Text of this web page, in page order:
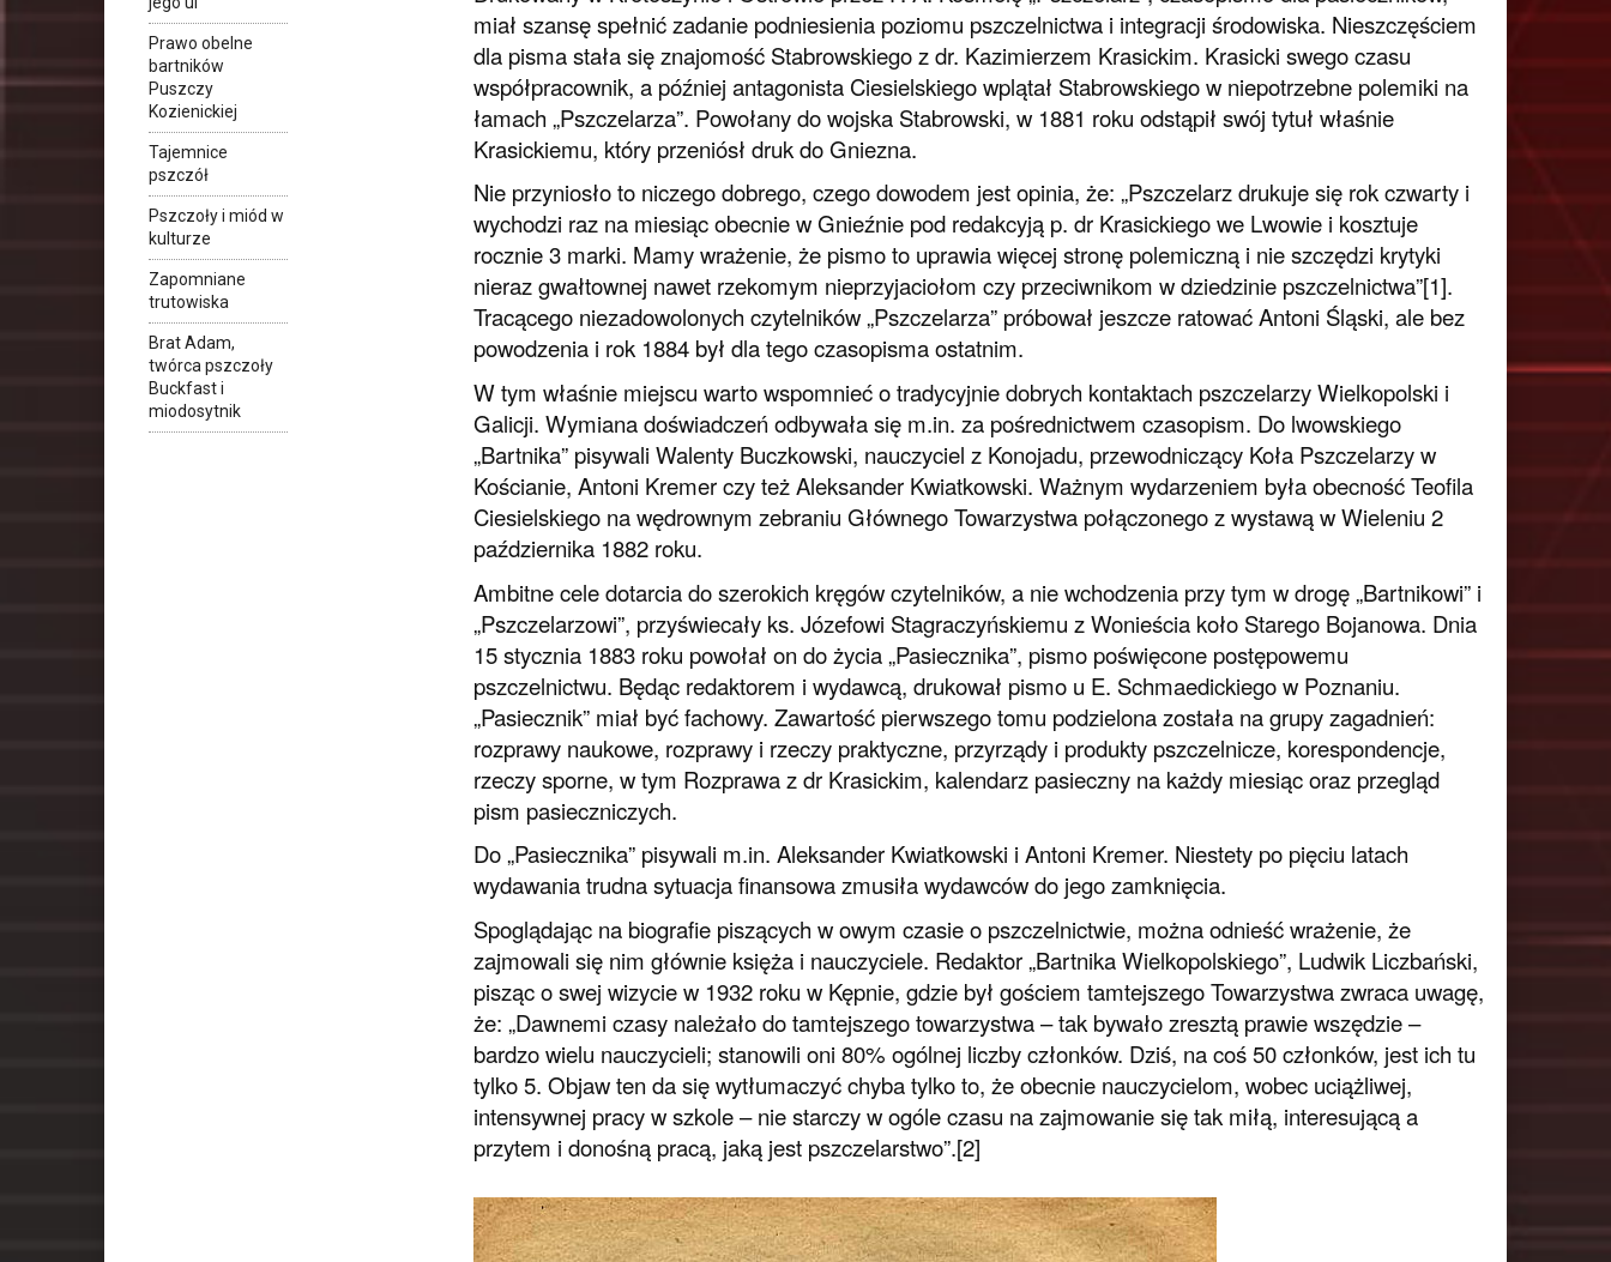
miał szansę spełnić zadanie podniesienia poziomu pszczelnictwa i integracji środowiska. Nieszczęściem
dla pisma stała się znajomość Stabrowskiego z dr. Kazimierzem Krasickim. Krasicki swego czasu
współpracownik, a później antagonista Ciesielskiego wplątał Stabrowskiego w niepotrzebne polemiki na
łamach „Pszczelarza”. Powołany do wojska Stabrowski, w 1881 roku odstąpił swój tytuł właśnie
Krasickiemu, który przeniósł druk do Gniezna.
Nie przyniosło to niczego dobrego, czego dowodem jest opinia, że: „Pszczelarz drukuje się rok czwarty i
wychodzi raz na miesiąc obecnie w Gnieźnie pod redakcyją p. dr Krasickiego we Lwowie i kosztuje
rocznie 3 marki. Mamy wrażenie, że pismo to uprawia więcej stronę polemiczną i nie szczędzi krytyki
nieraz gwałtownej nawet rzekomym nieprzyjaciołom czy przeciwnikom w dziedzinie pszczelnictwa”[1].
Tracącego niezadowolonych czytelników „Pszczelarza” próbował jeszcze ratować Antoni Śląski, ale bez
powodzenia i rok 1884 był dla tego czasopisma ostatnim.
W tym właśnie miejscu warto wspomnieć o tradycyjnie dobrych kontaktach pszczelarzy Wielkopolski i
Galicji. Wymiana doświadczeń odbywała się m.in. za pośrednictwem czasopism. Do lwowskiego
„Bartnika” pisywali Walenty Buczkowski, nauczyciel z Konojadu, przewodniczący Koła Pszczelarzy w
Kościanie, Antoni Kremer czy też Aleksander Kwiatkowski. Ważnym wydarzeniem była obecność Teofila
Ciesielskiego na wędrownym zebraniu Głównego Towarzystwa połączonego z wystawą w Wieleniu 2
października 1882 roku.
Ambitne cele dotarcia do szerokich kręgów czytelników, a nie wchodzenia przy tym w drogę „Bartnikowi” i
„Pszczelarzowi”, przyświecały ks. Józefowi Stagraczyńskiemu z Wonieścia koło Starego Bojanowa. Dnia
15 stycznia 1883 roku powołał on do życia „Pasiecznika”, pismo poświęcone postępowemu
pszczelnictwu. Będąc redaktorem i wydawcą, drukował pismo u E. Schmaedickiego w Poznaniu.
„Pasiecznik” miał być fachowy. Zawartość pierwszego tomu podzielona została na grupy zagadnień:
rozprawy naukowe, rozprawy i rzeczy praktyczne, przyrządy i produkty pszczelnicze, korespondencje,
rzeczy sporne, w tym Rozprawa z dr Krasickim, kalendarz pasieczny na każdy miesiąc oraz przegląd
pism pasieczniczych.
Do „Pasiecznika” pisywali m.in. Aleksander Kwiatkowski i Antoni Kremer. Niestety po pięciu latach
wydawania trudna sytuacja finansowa zmusiła wydawców do jego zamknięcia.
Spoglądając na biografie piszących w owym czasie o pszczelnictwie, można odnieść wrażenie, że
zajmowali się nim głównie księża i nauczyciele. Redaktor „Bartnika Wielkopolskiego”, Ludwik Liczbański,
pisząc o swej wizycie w 1932 roku w Kępnie, gdzie był gościem tamtejszego Towarzystwa zwraca uwagę,
że: „Dawnemi czasy należało do tamtejszego towarzystwa – tak bywało zresztą prawie wszędzie –
bardzo wielu nauczycieli; stanowili oni 80% ogólnej liczby członków. Dziś, na coś 50 członków, jest ich tu
tylko 5. Objaw ten da się wytłumaczyć chyba tylko to, że obecnie nauczycielom, wobec uciążliwej,
intensywnej pracy w szkole – nie starczy w ogóle czasu na zajmowanie się tak miłą, interesującą a
przytem i donośną pracą, jaką jest pszczelarstwo”.[2]
Prawo obelne
bartników
Puszczy
Kozienickiej
Tajemnice
pszczół
Pszczoły i miód w
kulturze
Zapomniane
trutowiska
Brat Adam,
twórca pszczoły
Buckfast i
miodosytnik